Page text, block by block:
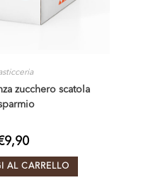
zucchero scatola
9,90
AL CARRELLO